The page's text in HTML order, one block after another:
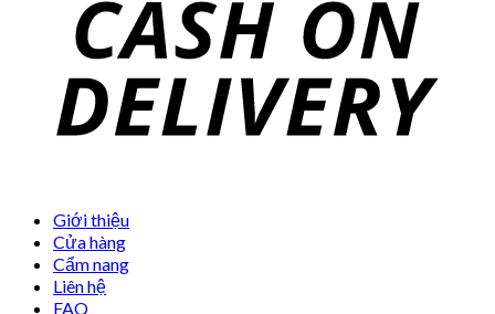
Giới thiệu
Cửa hàng
Cẩm nang
Liên hệ
FAQ